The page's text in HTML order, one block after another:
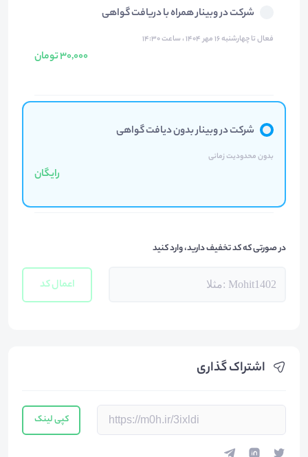
اشتراک گذاری
کپی لینک
شرکت در وبینار همراه با دریافت گواهی
فعال تا چهارشنبه ۱۶ مهر ۱۴۰۴ ، ساعت ۱۴:۳۰
30,000 تومان
شرکت در وبینار بدون دیافت گواهی
بدون محدودیت زمانی
رایگان
در صورتی که کد تخفیف دارید، وارد کنید
اعمال کد